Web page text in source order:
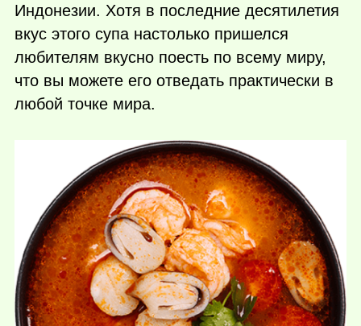
Индонезии. Хотя в последние десятилетия
вкус этого супа настолько пришелся
любителям вкусно поесть по всему миру,
что вы можете его отведать практически в
любой точке мира.